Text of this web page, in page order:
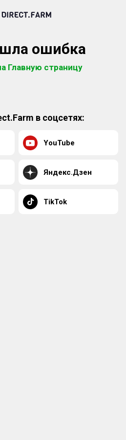
ошибка
Главную страницу
в соцсетях:
YouTube
Яндекс.Дзен
TikTok